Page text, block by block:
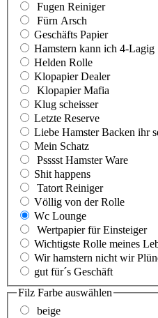
Fugen Reiniger
Fürn Arsch
Geschäfts Papier
Hamstern kann ich 4-Lagig
Helden Rolle
Klopapier Dealer
Klopapier Mafia
Klug scheisser
Letzte Reserve
Liebe Hamster Backen ihr
Mein Schatz
Psssst Hamster Ware
Shit happens
Tatort Reiniger
Völlig von der Rolle
Wc Lounge
Wertpapier für Einsteiger
Wichtigste Rolle meines
Wir hamstern nicht wir
gut für´s Geschäft
Filz Farbe auswählen
beige